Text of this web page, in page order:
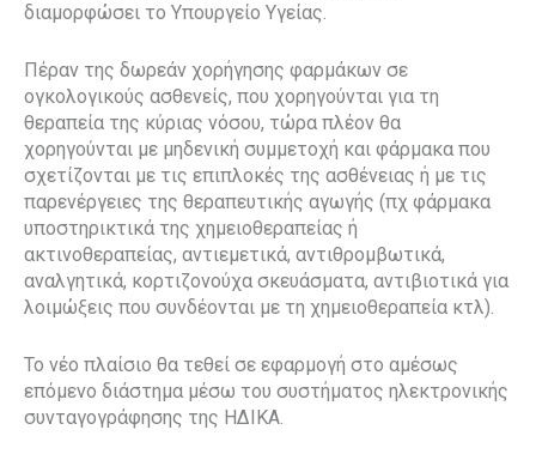
διαμορφώσει το Υπουργείο Υγείας.
Πέραν της δωρεάν χορήγησης φαρμάκων σε
ογκολογικούς ασθενείς, που χορηγούνται για τη
θεραπεία της κύριας νόσου, τώρα πλέον θα
χορηγούνται με μηδενική συμμετοχή και φάρμακα που
σχετίζονται με τις επιπλοκές της ασθένειας ή με τις
παρενέργειες της θεραπευτικής αγωγής (πχ φάρμακα
υποστηρικτικά της χημειοθεραπείας ή
ακτινοθεραπείας, αντιεμετικά, αντιθρομβωτικά,
αναλγητικά, κορτιζονούχα σκευάσματα, αντιβιοτικά για
λοιμώξεις που συνδέονται με τη χημειοθεραπεία κτλ).
Το νέο πλαίσιο θα τεθεί σε εφαρμογή στο αμέσως
επόμενο διάστημα μέσω του συστήματος ηλεκτρονικής
συνταγογράφησης της ΗΔΙΚΑ.